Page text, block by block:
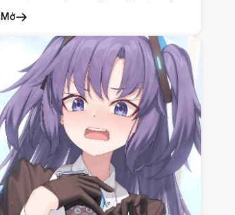
tác phẩm nghệ thuật sống động, độ
Mở